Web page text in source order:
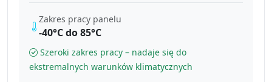
Zakres pracy panelu
-40°C do 85°C
Szeroki zakres pracy – nadaje się do
ekstremalnych warunków klimatycznych